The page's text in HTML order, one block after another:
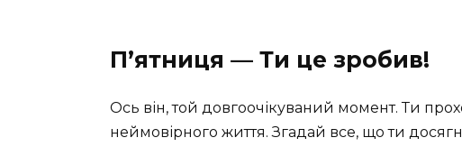
П’ятниця — Ти це зробив!
Ось він, той довгоочікуваний момент. Ти
неймовірного життя. Згадай все, що ти